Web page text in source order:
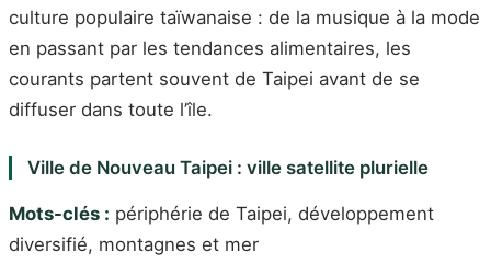
culture populaire taïwanaise : de la musique à la mode
en passant par les tendances alimentaires, les
courants partent souvent de Taipei avant de se
diffuser dans toute l’île.
Ville de Nouveau Taipei : ville satellite plurielle
Mots-clés : périphérie de Taipei, développement
diversifié, montagnes et mer